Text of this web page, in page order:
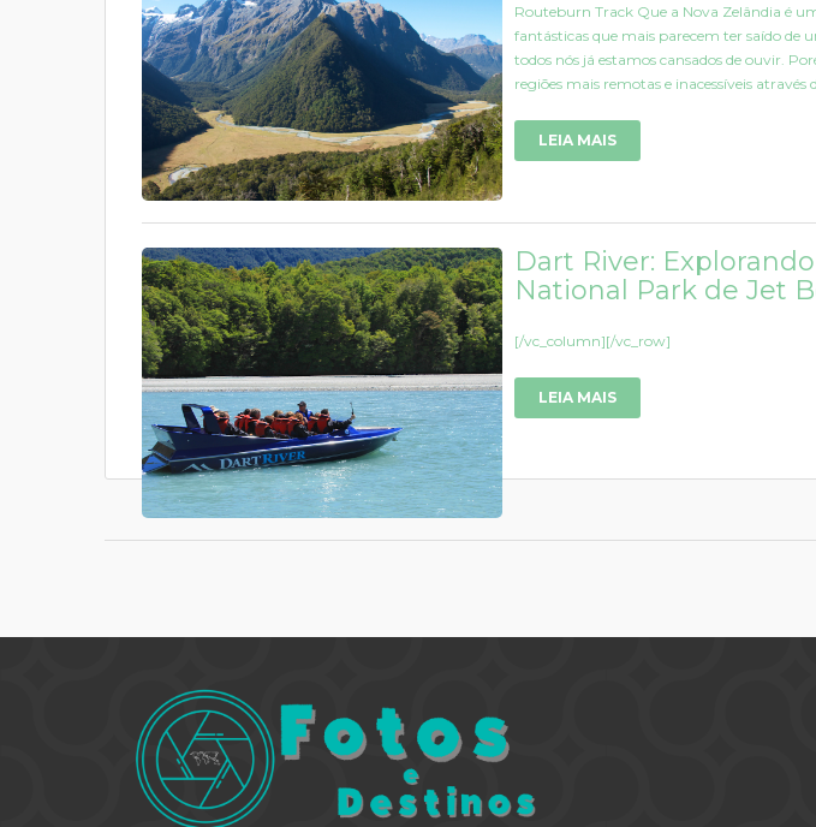
Routeburn Track Que a Nova Zelândia é
fantásticas que mais parecem ter saído de
todos nós já estamos cansados de ouvir.
regiões mais remotas e inacessíveis
LEIA MAIS
Dart River:
National Park de Jet
[/vc_column][/vc_row]
LEIA MAIS